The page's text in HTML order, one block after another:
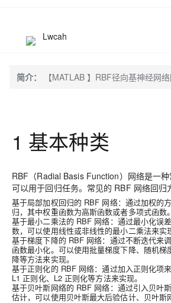
Lwcah
简介： 【MATLAB 】RBF径向基神经网
1 基本种类
RBF（Radial Basis Function）网络是一种
可以用于回归任务。常见的 RBF 网络回归
基于局部加权回归的 RBF 网络：通过加权的
归，其中权重函数为高斯函数或者多项式函数。
基于最小二乘法的 RBF 网络：通过最小化误
数，可以使用线性或非线性的最小二乘法来实
基于梯度下降的 RBF 网络：通过不断迭代来
函数最小化。可以使用批量梯度下降、随机梯
降等方法来实现。
基于正则化的 RBF 网络：通过加入正则化项
L1 正则化、L2 正则化等方法来实现。
基于贝叶斯网络的 RBF 网络：通过引入贝叶
估计，可以使用贝叶斯最大后验估计、贝叶斯